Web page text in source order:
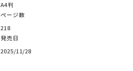
A4判
ページ数
218
発売日
2025/11/28